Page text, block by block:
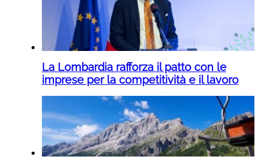
La Lombardia rafforza il patto con le
imprese per la competitività e il lavoro